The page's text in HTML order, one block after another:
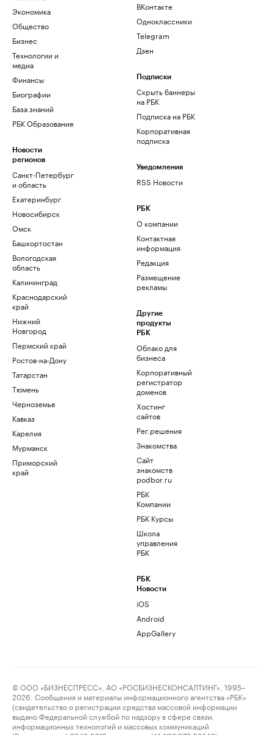
Экономика
Общество
Бизнес
Технологии и
медиа
Финансы
Биографии
База знаний
РБК Образование
Новости
регионов
Санкт-Петербург
и область
Екатеринбург
Новосибирск
Омск
Башкортостан
Вологодская
область
Калининград
Краснодарский
край
Нижний
Новгород
Пермский край
Ростов-на-Дону
Татарстан
Тюмень
Черноземье
Кавказ
Карелия
Мурманск
Приморский
край
ВКонтакте
Одноклассники
Telegram
Дзен
Подписки
Скрыть баннеры
на РБК
Подписка на РБК
Корпоративная
подписка
Уведомления
RSS Новости
РБК
О компании
Контактная
информация
Редакция
Размещение
рекламы
Другие
продукты
РБК
Облако для
бизнеса
Корпоративный
регистратор
доменов
Хостинг
сайтов
Рег.решения
Знакомства
Сайт
знакомств
podbor.ru
РБК
Компании
РБК Курсы
Школа
управления
РБК
РБК
Новости
iOS
Android
AppGallery
© ООО «БИЗНЕСПРЕСС», АО «РОСБИЗНЕСКОНСАЛТИНГ», 1995–
2026. Сообщения и материалы информационного агентства «РБК»
(свидетельство о регистрации средства массовой информации
выдано Федеральной службой по надзору в сфере связи,
информационных технологий и массовых коммуникаций